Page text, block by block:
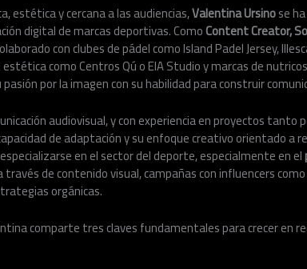
estética y cercana a las audiencias,Valentina Ursinose
digital de marcas deportivas. ComoContent Creator,
con clubes de pádel como Island Padel Jersey,
como Centros Qú o EIA Studio y marcas de
por la imagen con su habilidad para construir
audiovisual, y con experiencia en proyectos tanto
de adaptación y su enfoque creativo orientado a
en el sector del deporte, especialmente en el
de contenido visual, campañas con influencers
orgánicas.
comparte tres claves fundamentales para crecer en